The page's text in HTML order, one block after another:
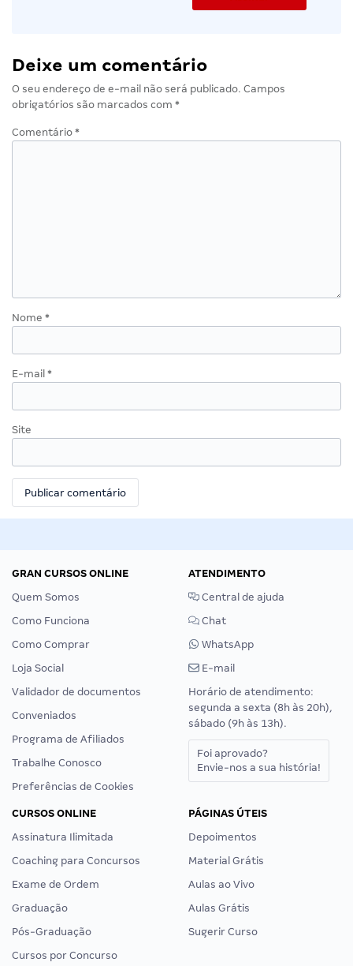
Deixe um comentário
O seu endereço de e-mail não será publicado. Campos
obrigatórios são marcados com *
Comentário *
Nome *
E-mail *
Site
GRAN CURSOS ONLINE
Quem Somos
Como Funciona
Como Comprar
Loja Social
Validador de documentos
Conveniados
Programa de Afiliados
Trabalhe Conosco
Preferências de Cookies
ATENDIMENTO
Central de ajuda
Chat
WhatsApp
E-mail
Horário de atendimento:
segunda a sexta (8h às 20h),
sábado (9h às 13h).
Foi aprovado?
Envie-nos a sua história!
CURSOS ONLINE
Assinatura Ilimitada
Coaching para Concursos
Exame de Ordem
Graduação
Pós-Graduação
Cursos por Concurso
PÁGINAS ÚTEIS
Depoimentos
Material Grátis
Aulas ao Vivo
Aulas Grátis
Sugerir Curso